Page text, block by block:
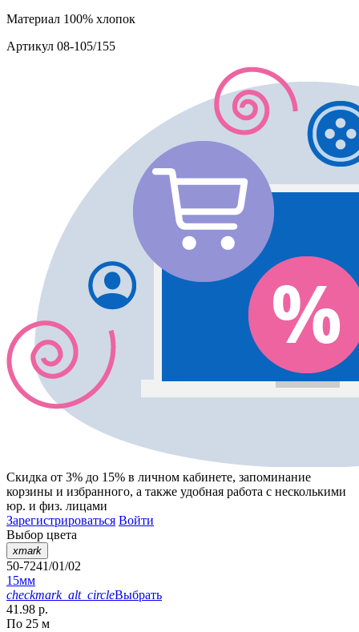
Материал 100% хлопок
Артикул 08-105/155
Скидка от 3% до 15% в личном кабинете, запоминание
корзины и избранного, а также удобная работа с несколькими
юр. и физ. лицами
Зарегистрироваться Войти
Выбор цвета
xmark
50-7241/01/02
15мм
checkmark_alt_circleВыбрать
41.98 р.
По 25 м